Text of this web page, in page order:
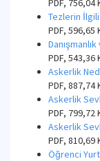
PDF, 756,04
Tezlerin
PDF, 596,65
PDF, 543,36
Askerlik
PDF, 887,74
Askerlik
PDF, 799,72
Askerlik
PDF, 810,69
Öğrenci